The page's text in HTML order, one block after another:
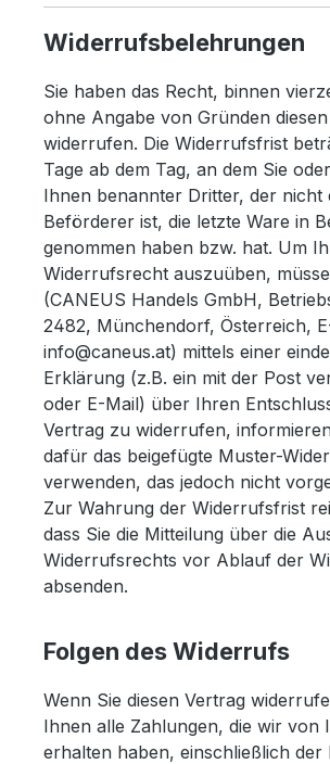
Widerrufsbelehrungen
Sie haben das Recht, binnen
ohne Angabe von Gründen
widerrufen. Die Widerrufsfrist
Tage ab dem Tag, an dem Sie
Ihnen benannter Dritter, der nicht
Beförderer ist, die letzte Ware in
genommen haben bzw. hat. Um
Widerrufsrecht auszuüben,
(CANEUS Handels GmbH,
2482, Münchendorf, Österreich,
info@caneus.at) mittels einer
Erklärung (z.B. ein mit der Post
oder E-Mail) über Ihren
Vertrag zu widerrufen,
dafür das beigefügte Muster-
verwenden, das jedoch nicht
Zur Wahrung der Widerrufsfrist
dass Sie die Mitteilung über die
Widerrufsrechts vor Ablauf der
absenden.
Folgen des Widerrufs
Wenn Sie diesen Vertrag
Ihnen alle Zahlungen, die wir von
erhalten haben, einschließlich der